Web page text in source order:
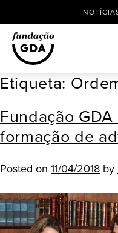
Skip
content
Etiqueta:
Fundação
formação de
Posted on 11/04/2018 by